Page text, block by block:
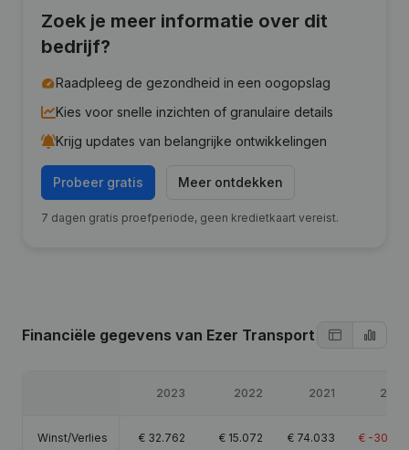
Zoek je meer informatie over dit
bedrijf?
Raadpleeg de gezondheid in een oogopslag
Kies voor snelle inzichten of granulaire details
Krijg updates van belangrijke ontwikkelingen
Probeer gratis Meer ontdekken
7 dagen gratis proefperiode, geen kredietkaart vereist.
Financiële gegevens van Ezer Transport
2023 2022 2021 2020
Winst/Verlies € 32.762 € 15.072 € 74.033 € -30.210